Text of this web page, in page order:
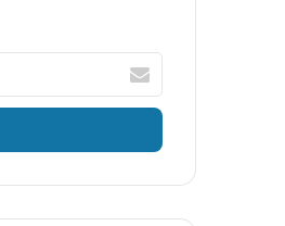
آدرس
ایمیل
خود
وارد